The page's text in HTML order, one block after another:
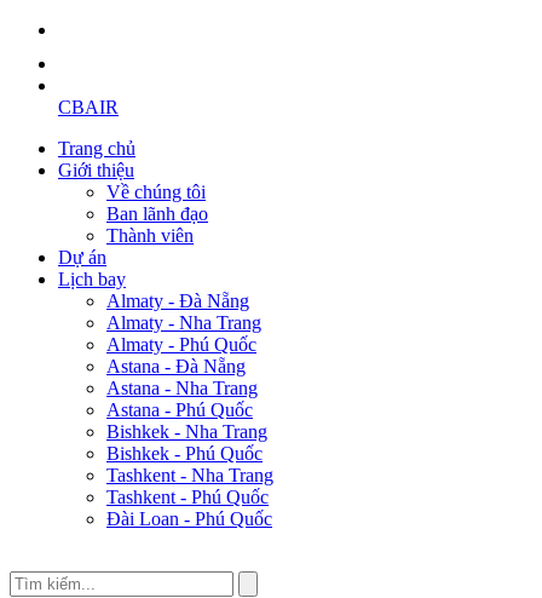
CBAIR
Trang chủ
Giới thiệu
Về chúng tôi
Ban lãnh đạo
Thành viên
Dự án
Lịch bay
Almaty - Đà Nẵng
Almaty - Nha Trang
Almaty - Phú Quốc
Astana - Đà Nẵng
Astana - Nha Trang
Astana - Phú Quốc
Bishkek - Nha Trang
Bishkek - Phú Quốc
Tashkent - Nha Trang
Tashkent - Phú Quốc
Đài Loan - Phú Quốc